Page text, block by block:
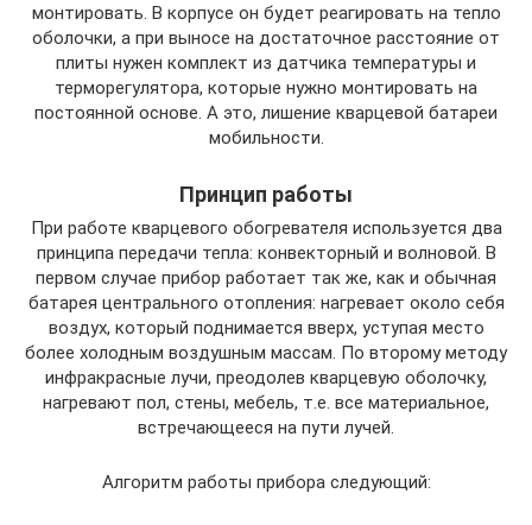
монтировать. В корпусе он будет реагировать на тепло
оболочки, а при выносе на достаточное расстояние от
плиты нужен комплект из датчика температуры и
терморегулятора, которые нужно монтировать на
постоянной основе. А это, лишение кварцевой батареи
мобильности.
Принцип работы
При работе кварцевого обогревателя используется два
принципа передачи тепла: конвекторный и волновой. В
первом случае прибор работает так же, как и обычная
батарея центрального отопления: нагревает около себя
воздух, который поднимается вверх, уступая место
более холодным воздушным массам. По второму методу
инфракрасные лучи, преодолев кварцевую оболочку,
нагревают пол, стены, мебель, т.е. все материальное,
встречающееся на пути лучей.
Алгоритм работы прибора следующий: